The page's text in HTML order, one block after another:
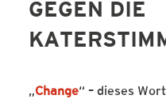
GEGEN DIE
„Change“ – dieses